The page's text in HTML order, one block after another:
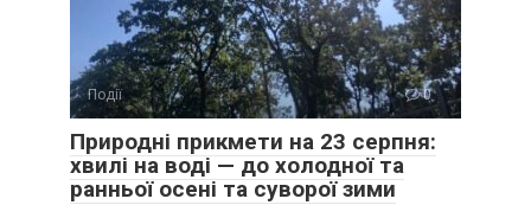
Події 0
Природні прикмети на 23 серпня:
хвилі на воді — до холодної та
ранньої осені та суворої зими